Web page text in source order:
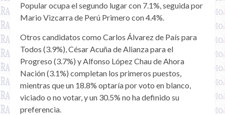
Popular ocupa el segundo lugar con 7.1%, seguida por
Mario Vizcarra de Perú Primero con 4.4%.
Otros candidatos como Carlos Álvarez de País para
Todos (3.9%), César Acuña de Alianza para el
Progreso (3.7%) y Alfonso López Chau de Ahora
Nación (3.1%) completan los primeros puestos,
mientras que un 18.8% optaría por voto en blanco,
viciado o no votar, y un 30.5% no ha definido su
preferencia.